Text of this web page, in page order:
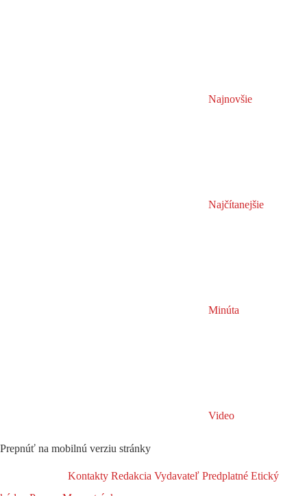
Najnovšie
Najčítanejšie
Minúta
Video
Prepnúť na mobilnú verziu stránky
Kontakty Redakcia Vydavateľ Predplatné Etický